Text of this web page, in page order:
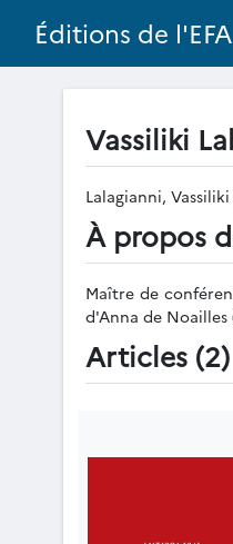
Éditions de l'EFA
Vassiliki
Lalagianni, Vassiliki
À propos
Maître de
d'Anna de Noailles
Articles (2)